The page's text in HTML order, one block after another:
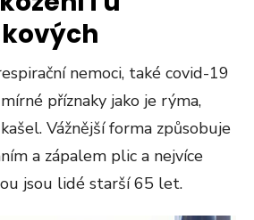
nemoci, také covid-19
příznaky jako je rýma,
Vážnější forma způsobuje
a zápalem plic a nejvíce
jsou lidé starší 65 let.